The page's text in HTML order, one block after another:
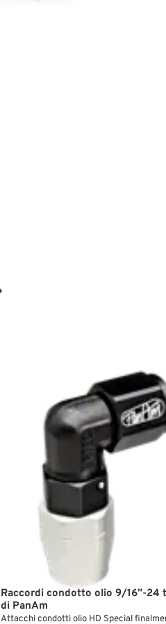
Raccordi condotto olio 9/16”-24
di PanAm
Attacchi condotti olio HD Special